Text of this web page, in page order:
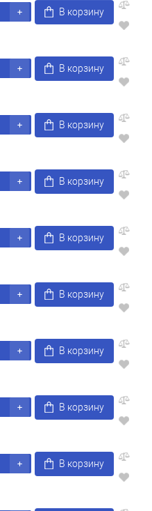
В корзину
В корзину
В корзину
В корзину
В корзину
В корзину
В корзину
В корзину
В корзину